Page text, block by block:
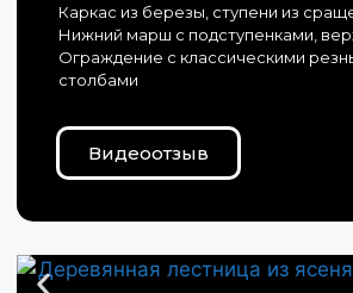
Каркас из березы, ступени из
Нижний марш с подступенками,
Ограждение с классическими
столбами
Видеоотзыв